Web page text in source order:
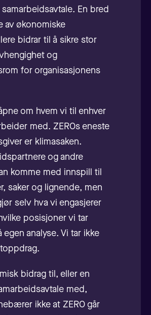
samarbeidsavtale. En bred
av økonomiske
bidrar til å sikre stor
og
for organisasjonens
om hvem vi til enhver
med. ZEROs eneste
er klimasaken.
og andre
komme med innspill til
saker og lignende, men
selv hva vi engasjerer
posisjoner vi tar
egen analyse. Vi tar ikke
bidrag til, eller en
med,
ikke at ZERO går